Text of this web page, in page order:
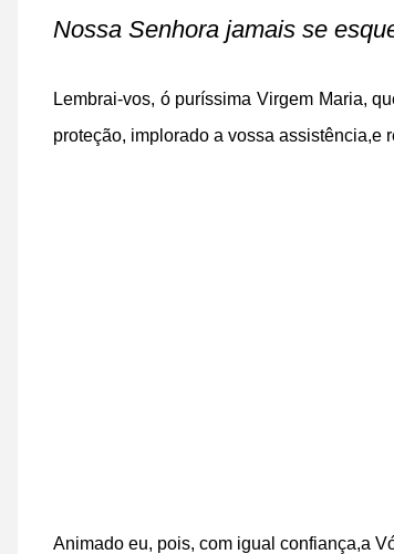
Nossa Senhora jamais se
Lembrai-vos, ó puríssima Virgem Maria,
proteção, implorado a vossa assistência,e
Animado eu, pois, com igual confiança,a